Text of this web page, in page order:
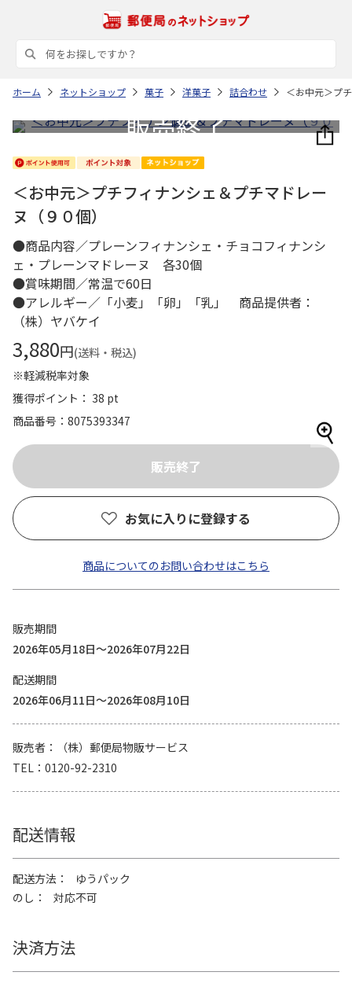
ホーム ネットショップ 菓子 洋菓子 詰合わせ ＜お中元＞プ
＜お中元＞プチフィナンシェ＆プチマドレー
ヌ（９０個）
●商品内容／プレーンフィナンシェ・チョコフィナンシ
ェ・プレーンマドレーヌ 各30個
●賞味期間／常温で60日
●アレルギー／「小麦」「卵」「乳」 商品提供者：
（株）ヤバケイ
3,880円(送料・税込)
※軽減税率対象
獲得ポイント： 38 pt
商品番号
8075393347
お気に入りに登録する
商品についてのお問い合わせはこちら
販売期間
2026年05月18日～2026年07月22日
配送期間
2026年06月11日～2026年08月10日
販売者
（株）郵便局物販サービス
TEL
0120-92-2310
配送情報
配送方法
ゆうパック
のし
対応不可
決済方法